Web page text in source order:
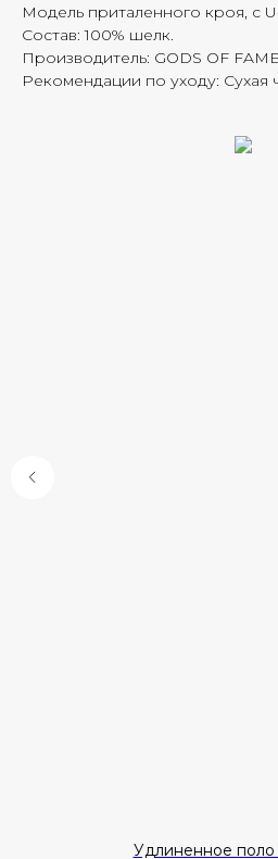
Модель приталенного кроя, с
Состав: 100% шелк.
Производитель: GODS OF
Рекомендации по уходу: Сухая
Удлиненное поло